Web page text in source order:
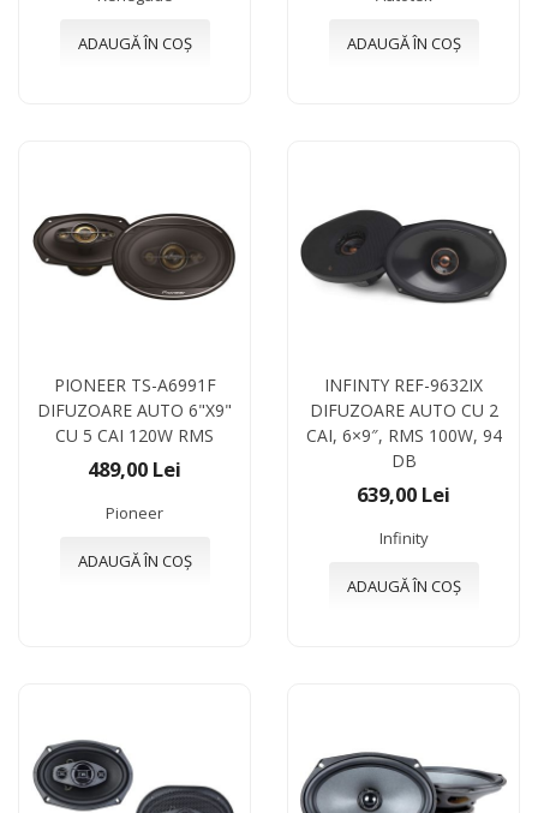
ADAUGĂ ÎN COȘ ADAUGĂ ÎN COȘ
PIONEER TS-A6991F
DIFUZOARE AUTO 6"X9"
CU 5 CAI 120W RMS
489,00 Lei
Pioneer
ADAUGĂ ÎN COȘ
INFINTY REF-9632IX
DIFUZOARE AUTO CU 2
CAI, 6×9″, RMS 100W, 94
DB
639,00 Lei
Infinity
ADAUGĂ ÎN COȘ